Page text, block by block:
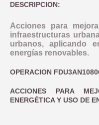
DESCRIPCION:
Acciones para
infraestructuras
urbanos, aplicando
energías renovables.
OPERACION
ACCIONES PARA
ENERGÉTICA Y USO DE